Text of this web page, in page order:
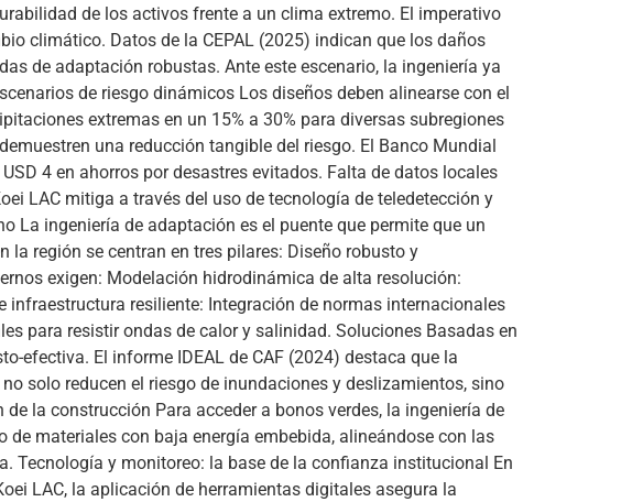
de los activos frente a un clima extremo. El imperativo
climático. Datos de la CEPAL (2025) indican que los daños
de adaptación robustas. Ante este escenario, la ingeniería ya
de riesgo dinámicos Los diseños deben alinearse con el
extremas en un 15% a 30% para diversas subregiones
una reducción tangible del riesgo. El Banco Mundial
4 en ahorros por desastres evitados. Falta de datos locales
LAC mitiga a través del uso de tecnología de teledetección y
La ingeniería de adaptación es el puente que permite que un
región se centran en tres pilares: Diseño robusto y
exigen: Modelación hidrodinámica de alta resolución:
resiliente: Integración de normas internacionales
para resistir ondas de calor y salinidad. Soluciones Basadas en
efectiva. El informe IDEAL de CAF (2024) destaca que la
solo reducen el riesgo de inundaciones y deslizamientos, sino
la construcción Para acceder a bonos verdes, la ingeniería de
materiales con baja energía embebida, alineándose con las
Tecnología y monitoreo: la base de la confianza institucional En
LAC, la aplicación de herramientas digitales asegura la